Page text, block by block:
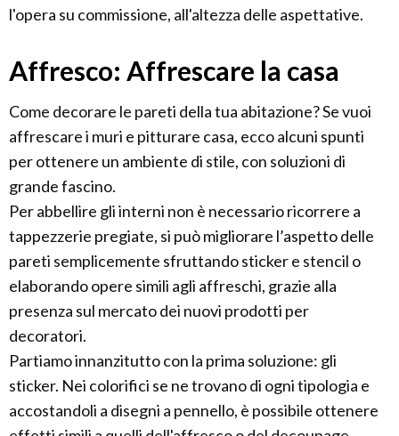
l'opera su commissione, all'altezza delle aspettative.
Affresco: Affrescare la casa
Come decorare le pareti della tua abitazione? Se vuoi
affrescare i muri e pitturare casa, ecco alcuni spunti
per ottenere un ambiente di stile, con soluzioni di
grande fascino.
Per abbellire gli interni non è necessario ricorrere a
tappezzerie pregiate, si può migliorare l’aspetto delle
pareti semplicemente sfruttando sticker e stencil o
elaborando opere simili agli affreschi, grazie alla
presenza sul mercato dei nuovi prodotti per
decoratori.
Partiamo innanzitutto con la prima soluzione: gli
sticker. Nei colorifici se ne trovano di ogni tipologia e
accostandoli a disegni a pennello, è possibile ottenere